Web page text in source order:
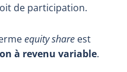
de participation.
equity share est
à revenu variable.